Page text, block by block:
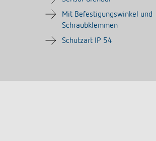
Mit Befestigungswinkel und
Schraubklemmen
Schutzart IP 54